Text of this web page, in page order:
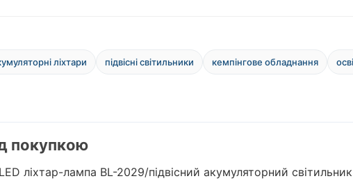
ліхтари підвісні світильники кемпінгове обладнання
покупкою
ліхтар-лампа BL-2029/підвісний акумуляторний